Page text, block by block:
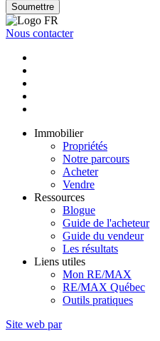
Soumettre
Nous contacter
Immobilier
Propriétés
Notre parcours
Acheter
Vendre
Ressources
Blogue
Guide de l'acheteur
Guide du vendeur
Les résultats
Liens utiles
Mon RE/MAX
RE/MAX Québec
Outils pratiques
Site web par